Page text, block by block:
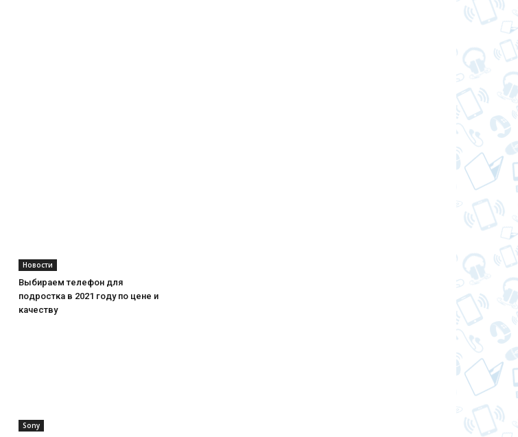
Новости
Выбираем телефон для
подростка в 2021 году по цене и
качеству
Sony